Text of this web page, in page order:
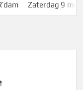
Zaterdag 9 mei